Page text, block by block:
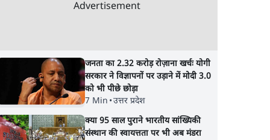
का
Ram Mandir Loot
CM Yogi का गोलमोल
जवाब?
सरकार के लिए खतरा?
Advertisement
जनता का 2.32 करोड़ रोज़ाना खर्चः योगी
सरकार ने विज्ञापनों पर उड़ाने में मोदी 3.0
को भी पीछे छोड़ा
7 Min •उत्तर प्रदेश
क्या 95 साल पुराने भारतीय सांख्यिकी
संस्थान की स्वायत्तता पर भी अब मंडरा